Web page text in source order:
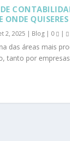
QUISERES
2, 2025 | Blog | 0 |
das áreas mais
tanto por empresas